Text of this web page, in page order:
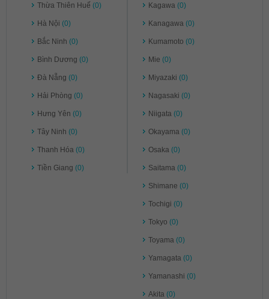
Thừa Thiên Huế (0)
Hà Nội (0)
Bắc Ninh (0)
Bình Dương (0)
Đà Nẵng (0)
Hải Phòng (0)
Hưng Yên (0)
Tây Ninh (0)
Thanh Hóa (0)
Tiền Giang (0)
Kagawa (0)
Kanagawa (0)
Kumamoto (0)
Mie (0)
Miyazaki (0)
Nagasaki (0)
Niigata (0)
Okayama (0)
Osaka (0)
Saitama (0)
Shimane (0)
Tochigi (0)
Tokyo (0)
Toyama (0)
Yamagata (0)
Yamanashi (0)
Akita (0)